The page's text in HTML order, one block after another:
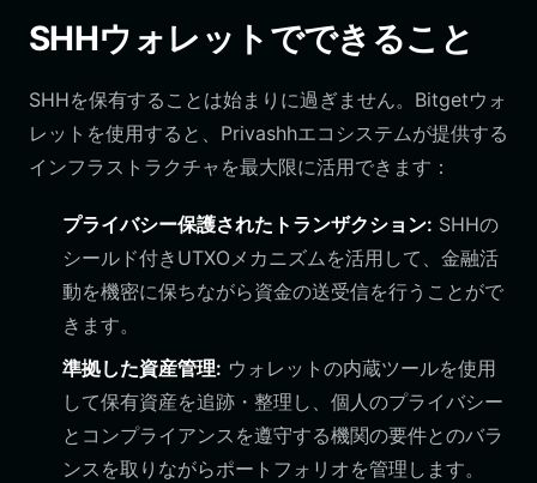
SHHウォレットでできること
SHHを保有することは始まりに過ぎません。Bitgetウォ
レットを使用すると、Privashhエコシステムが提供する
インフラストラクチャを最大限に活用できます：
プライバシー保護されたトランザクション: SHHの
シールド付きUTXOメカニズムを活用して、金融活
動を機密に保ちながら資金の送受信を行うことがで
きます。
準拠した資産管理: ウォレットの内蔵ツールを使用
して保有資産を追跡・整理し、個人のプライバシー
とコンプライアンスを遵守する機関の要件とのバラ
ンスを取りながらポートフォリオを管理します。